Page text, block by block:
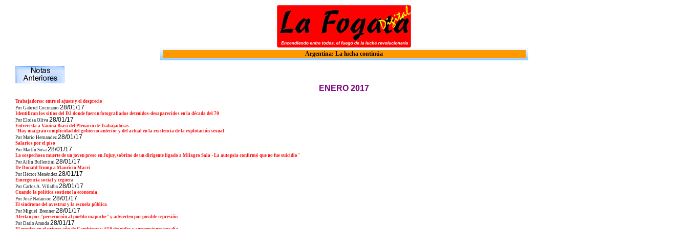
Argentina: La lucha continúa
ENERO 2017
Trabajadores: entre el ajuste y el desprecio
Por Gabriel Cocimano 28/01/17
Identifican los sitios del D2 donde fueron fotografiados detenidos-desaparecidos en la década del 70
Por Eloísa Oliva 28/01/17
Entrevista a Vanina Biasi del Plenario de Trabajadoras
"Hay una gran complicidad del gobierno anterior y del actual en la existencia de la explotación sexual"
Por Mario Hernandez 28/01/17
Salarios por el piso
Por Martín Sosa 28/01/17
La sospechosa muerte de un joven preso en Jujuy, sobrino de un dirigente ligado a Milagro Sala - La autopsia confirmó que no fue suicidio"
Por Ailín Bullentini 28/01/17
De Donald Trump a Mauricio Macri
Por Héctor Menéndez 28/01/17
Emergencia social y ceguera
Por Carlos A. Villalba 28/01/17
Cuando la política sostiene la economía
Por José Natanson 28/01/17
El síndrome del avestruz y la escuela pública
Por Miguel Brenner 28/01/17
Alertan por "persecución al pueblo mapuche" y advierten por posible represión
Por Darío Aranda 28/01/17